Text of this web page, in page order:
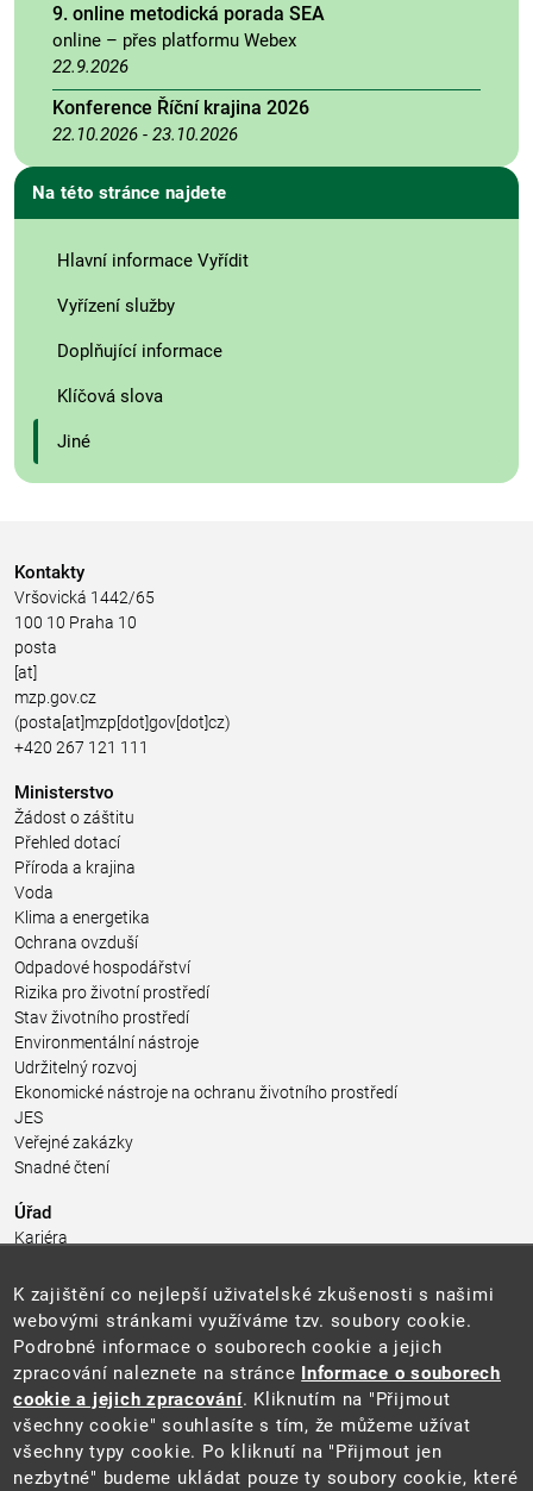
9. online metodická porada SEA
online – přes platformu Webex
22.9.2026
Konference Říční krajina 2026
22.10.2026 - 23.10.2026
Na této stránce najdete
Hlavní informace Vyřídit
Vyřízení služby
Doplňující informace
Klíčová slova
Jiné
Kontakty
Vršovická 1442/65
100 10 Praha 10
posta
[at]
mzp.gov.cz
(posta[at]mzp[dot]gov[dot]cz)
+420 267 121 111
Ministerstvo
Žádost o záštitu
Přehled dotací
Příroda a krajina
Voda
Klima a energetika
Ochrana ovzduší
Odpadové hospodářství
Rizika pro životní prostředí
Stav životního prostředí
Environmentální nástroje
Udržitelný rozvoj
Ekonomické nástroje na ochranu životního prostředí
JES
Veřejné zakázky
Snadné čtení
Úřad
Kariéra
Pro média a veřejnost
Povinně zveřejňované informace
Kontakty
Přistupnost budovy úřadu MŽP
(PDF, 204 kB)
Web
Aktuality
Ochrana osobních údajů
Prohlášení o přístupnosti
K zajištění co nejlepší uživatelské zkušenosti s našimi
webovými stránkami využíváme tzv. soubory cookie.
Podrobné informace o souborech cookie a jejich
zpracování naleznete na stránce Informace o souborech
cookie a jejich zpracování. Kliknutím na "Přijmout
všechny cookie" souhlasíte s tím, že můžeme užívat
všechny typy cookie. Po kliknutí na "Přijmout jen
nezbytné" budeme ukládat pouze ty soubory cookie, které